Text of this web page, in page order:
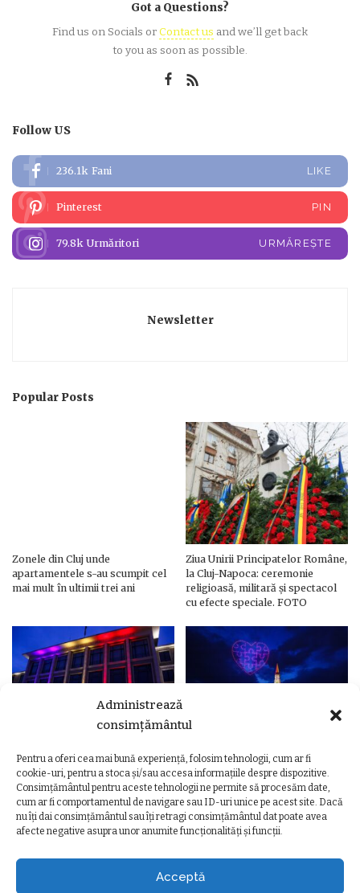
Administrează
consimțământul
Pentru a oferi cea mai bună experiență, folosim tehnologii, cum ar fi
cookie-uri, pentru a stoca și/sau accesa informațiile despre dispozitive.
Consimțământul pentru aceste tehnologii ne permite să procesăm date,
cum ar fi comportamentul de navigare sau ID-uri unice pe acest site. Dacă
nu îți dai consimțământul sau îți retragi consimțământul dat poate avea
afecte negative asupra unor anumite funcționalități și funcții.
Acceptă
Got a Questions?
Find us on Socials orContact us and we’ll get back
to you as soon as possible.
Follow US
236.1k Fani LIKE
Pinterest PIN
79.8k Urmăritori URMĂREȘTE
Newsletter
Popular Posts
Zonele din Cluj unde
apartamentele s-au scumpit cel
mai mult în ultimii trei ani
Ziua Unirii Principatelor Române,
la Cluj-Napoca: ceremonie
religioasă, militară și spectacol
cu efecte speciale. FOTO
Ziua Unirii Principatelor Române
– Clădiri și poduri din Cluj,
iluminate în culorile drapelului
Ziua Unirii la Cluj-Napoca.
Programul complet al
evenimentelor